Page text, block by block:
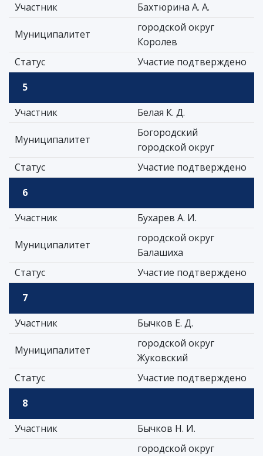
Участник
Бахтюрина А. А.
Муниципалитет
городской округ
Королев
Статус
Участие подтверждено
5
Участник
Белая К. Д.
Муниципалитет
Богородский
городской округ
Статус
Участие подтверждено
6
Участник
Бухарев А. И.
Муниципалитет
городской округ
Балашиха
Статус
Участие подтверждено
7
Участник
Бычков Е. Д.
Муниципалитет
городской округ
Жуковский
Статус
Участие подтверждено
8
Участник
Бычков Н. И.
городской округ